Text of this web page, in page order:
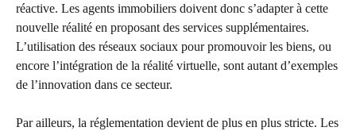
réactive. Les agents immobiliers doivent donc s’adapter à cette
nouvelle réalité en proposant des services supplémentaires.
L’utilisation des réseaux sociaux pour promouvoir les biens, ou
encore l’intégration de la réalité virtuelle, sont autant d’exemples
de l’innovation dans ce secteur.
Par ailleurs, la réglementation devient de plus en plus stricte. Les